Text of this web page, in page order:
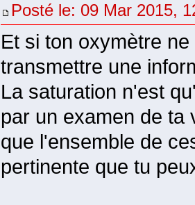
Posté le: 09 Mar 2015,
Et si ton oxymètre
transmettre une
La saturation n'est
par un examen de ta
que l'ensemble de
pertinente que tu